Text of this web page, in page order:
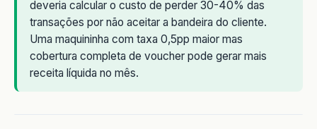
deveria calcular o custo de perder 30-40% das
transações por não aceitar a bandeira do cliente.
Uma maquininha com taxa 0,5pp maior mas
cobertura completa de voucher pode gerar mais
receita líquida no mês.